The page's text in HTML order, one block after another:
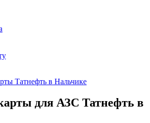
Татнефть в Нальчике
для АЗС Татнефть в